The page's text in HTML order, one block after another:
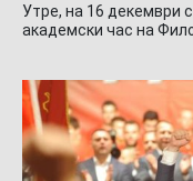
Утре, на 16 декември
академски час на